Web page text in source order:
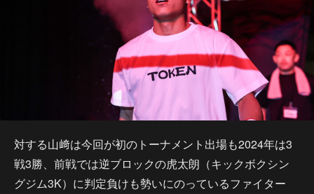
対する山﨑は今回が初のトーナメント出場も2024年は3
戦3勝、前戦では逆ブロックの虎太朗（キックボクシン
グジム3K）に判定負けも勢いにのっているファイター